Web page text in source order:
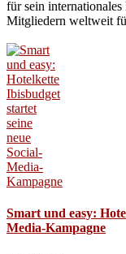
für sein
Mitgliedern weltweit
Smart und easy:
Media-Kampagne